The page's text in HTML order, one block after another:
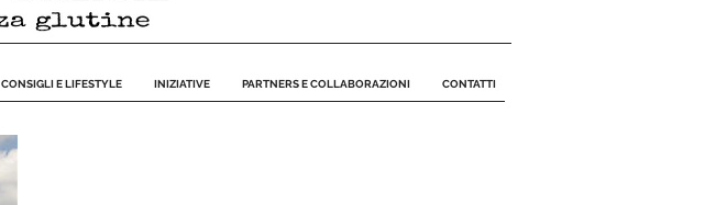
CONSIGLI E LIFESTYLE INIZIATIVE PARTNERS E COLLABORAZIONI CONTATTI